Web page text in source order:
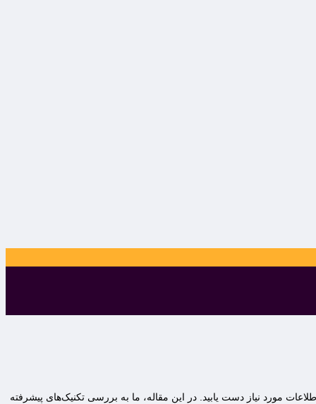
مورد نیاز دست یابید. در این مقاله، ما به بررسی تکنیک‌های پیشرفته